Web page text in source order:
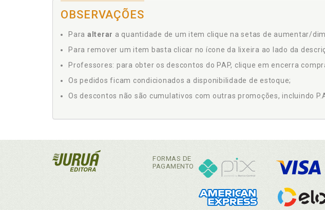
OBSERVAÇÕES
Para alterar a quantidade de um item clique na setas de aumentar/
Para remover um item basta clicar no ícone da lixeira ao lado da
Professores: para obter os descontos do PAP, clique em encerra
Os pedidos ficam condicionados a disponibilidade de estoque;
Os descontos não são cumulativos com outras promoções, incluindo
FORMAS DE
PAGAMENTO